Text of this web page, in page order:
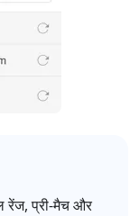
रेंज, प्री-मैच और